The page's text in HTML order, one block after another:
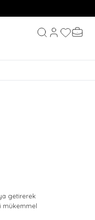
Hesabım
Favorilerim
getirerek
mükemmel